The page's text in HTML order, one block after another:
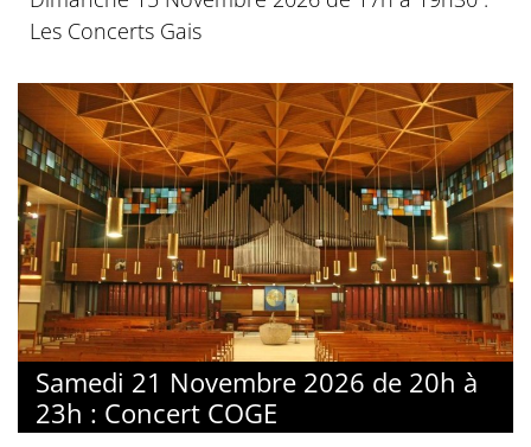
Les Concerts Gais
Samedi 21 Novembre 2026 de 20h à
23h : Concert COGE